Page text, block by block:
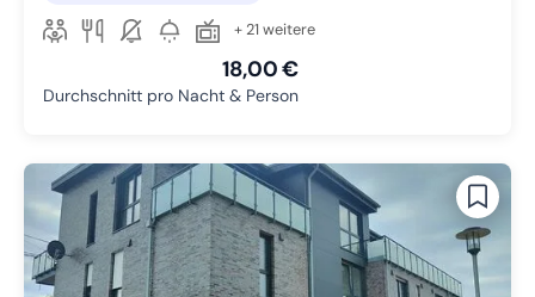
+ 21 weitere
18,00 €
Durchschnitt pro Nacht & Person